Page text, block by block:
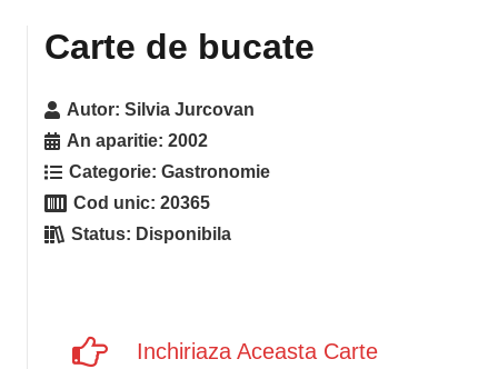
Carte de bucate
Autor:Silvia Jurcovan
An aparitie:2002
Categorie:Gastronomie
Cod unic:20365
Status: Disponibila
Inchiriaza Aceasta Carte